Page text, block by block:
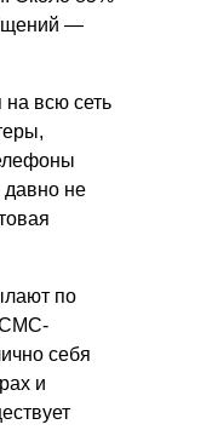
—
всю сеть
не
по
СМС-
себя
и